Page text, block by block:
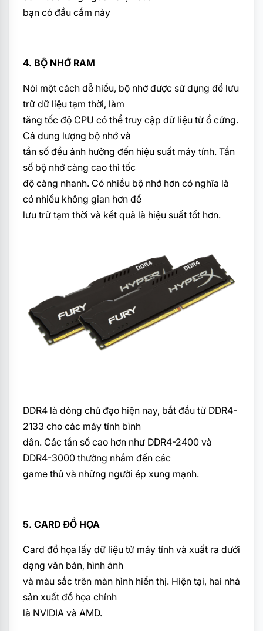
bạn có đầu cắm này
4. BỘ NHỚ RAM
Nói một cách dễ hiểu, bộ nhớ được sử dụng để lưu
trữ dữ liệu tạm thời, làm
tăng tốc độ CPU có thể truy cập dữ liệu từ ổ cứng.
Cả dung lượng bộ nhớ và
tần số đều ảnh hưởng đến hiệu suất máy tính. Tần
số bộ nhớ càng cao thì tốc
độ càng nhanh. Có nhiều bộ nhớ hơn có nghĩa là
có nhiều không gian hơn để
lưu trữ tạm thời và kết quả là hiệu suất tốt hơn.
DDR4 là dòng chủ đạo hiện nay, bắt đầu từ DDR4-
2133 cho các máy tính bình
dân. Các tần số cao hơn như DDR4-2400 và
DDR4-3000 thường nhắm đến các
game thủ và những người ép xung mạnh.
5. CARD ĐỒ HỌA
Card đồ họa lấy dữ liệu từ máy tính và xuất ra dưới
dạng văn bản, hình ảnh
và màu sắc trên màn hình hiển thị. Hiện tại, hai nhà
sản xuất đồ họa chính
là NVIDIA và AMD.